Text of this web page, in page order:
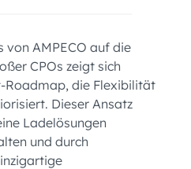
von AMPECO auf die
CPOs zeigt sich
Roadmap, die Flexibilität
Dieser Ansatz
Ladelösungen
und durch